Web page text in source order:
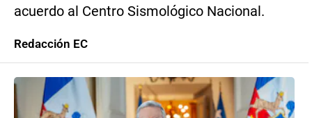
acuerdo al Centro Sismológico Nacional.
Redacción EC